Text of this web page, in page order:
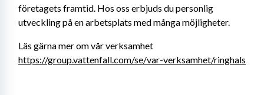
företagets framtid. Hos oss erbjuds du personlig
utveckling på en arbetsplats med många möjligheter.
https://group.vattenfall.com/se/var-verksamhet/ringhals